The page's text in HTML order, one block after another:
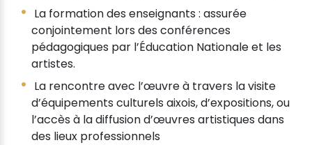
La formation des enseignants : assurée
conjointement lors des conférences
pédagogiques par l’Éducation Nationale et les
artistes.
La rencontre avec l’œuvre à travers la visite
d’équipements culturels aixois, d’expositions, ou
l’accès à la diffusion d’œuvres artistiques dans
des lieux professionnels